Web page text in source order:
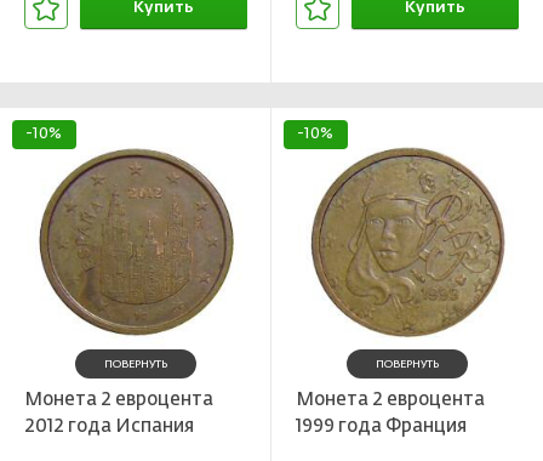
Купить Купить
-10%
ПОВЕРНУТЬ
Монета 2 евроцента
2012 года Испания
-10%
ПОВЕРНУТЬ
Монета 2 евроцента
1999 года Франция